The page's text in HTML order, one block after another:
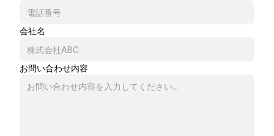
会社名
お問い合わせ内容